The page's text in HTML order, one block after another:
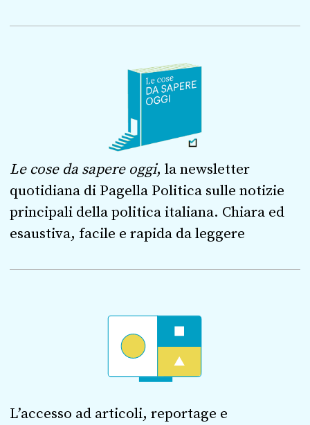
Le cose da sapere oggi, la newsletter
quotidiana di Pagella Politica sulle notizie
principali della politica italiana. Chiara ed
esaustiva, facile e rapida da leggere
L’accesso ad articoli, reportage e